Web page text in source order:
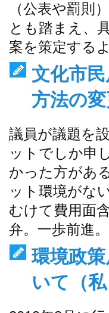
（公表や罰則
とも踏まえ、
案を策定する
文化市
方法の
議員が議題を
ットでしか申
かった方があ
ット環境がな
むけて費用面
弁。一歩前進。
環境政
いて（私